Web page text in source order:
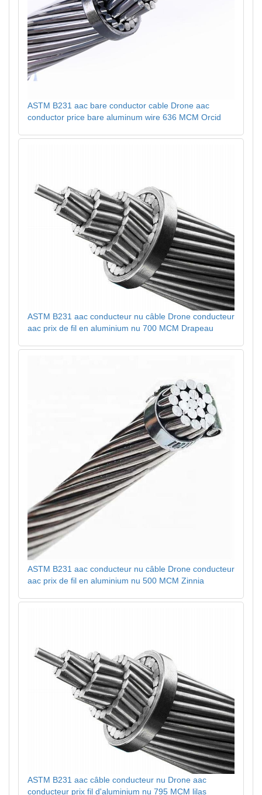
ASTM B231 aac bare conductor cable Drone aac
conductor price bare aluminum wire 636 MCM Orcid
ASTM B231 aac conducteur nu câble Drone conducteur
aac prix de fil en aluminium nu 700 MCM Drapeau
ASTM B231 aac conducteur nu câble Drone conducteur
aac prix de fil en aluminium nu 500 MCM Zinnia
ASTM B231 aac câble conducteur nu Drone aac
conducteur prix fil d'aluminium nu 795 MCM lilas